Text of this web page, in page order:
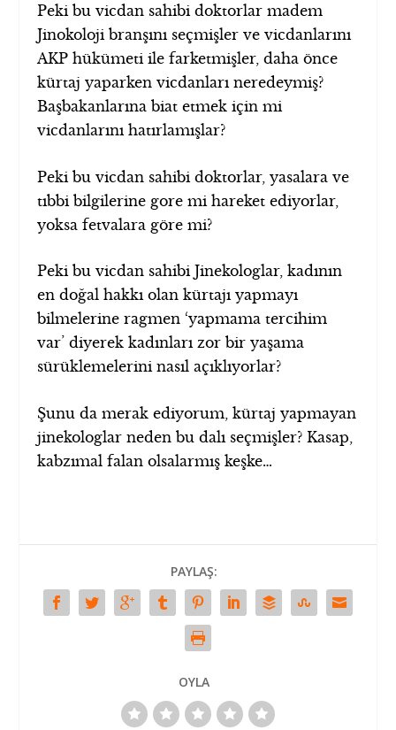
Peki bu vicdan sahibi doktorlar madem
Jinokoloji branşını seçmişler ve vicdanlarını
AKP hükümeti ile farketmişler, daha önce
kürtaj yaparken vicdanları neredeymiş?
Başbakanlarına biat etmek için mi
vicdanlarını hatırlamışlar?
Peki bu vicdan sahibi doktorlar, yasalara ve
tıbbi bilgilerine gore mi hareket ediyorlar,
yoksa fetvalara göre mi?
Peki bu vicdan sahibi Jinekologlar, kadının
en doğal hakkı olan kürtajı yapmayı
bilmelerine ragmen ‘yapmama tercihim
var’ diyerek kadınları zor bir yaşama
sürüklemelerini nasıl açıklıyorlar?
Şunu da merak ediyorum, kürtaj yapmayan
jinekologlar neden bu dalı seçmişler? Kasap,
kabzımal falan olsalarmış keşke…
PAYLAŞ:
OYLA